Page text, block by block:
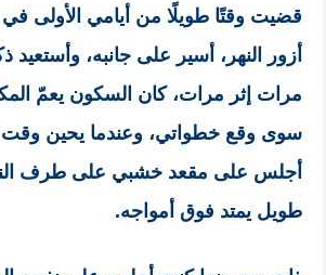
قضيت وقتًا طويلًا من أيامي الأولى في
أزور النهر، أسير على جانبه، وأستعيد
مرات إثر مرات، كان السكون يعمّ
سوى وقع خطواتي، وعندما يحين وقت
أجلس على مقعد خشبي على طرف
طويل يمتد فوق أمواجه.